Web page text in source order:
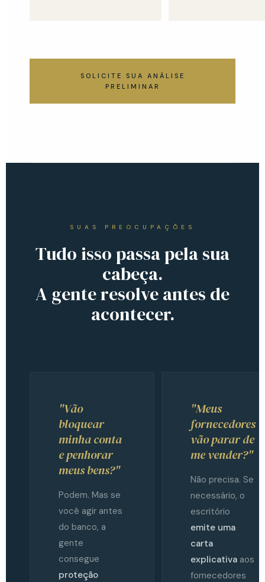
SOLICITE SUA ANÁLISE
PRELIMINAR
SUAS PREOCUPAÇÕES
Tudo isso passa pela sua
cabeça.
A gente resolve antes de
acontecer.
"Vão
bloquear
minha conta
e penhorar
meus bens?"
Podem. Mas se
você agir antes
do banco, a
gente
consegue
proteção
"Meus
fornecedores
vão parar de
me vender?"
Não precisa. Se
necessário, o
escritório
emite uma
carta
explicativa aos
fornecedores